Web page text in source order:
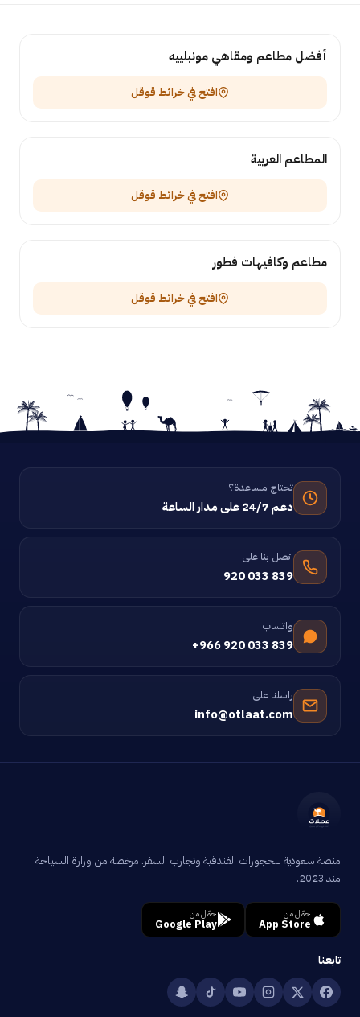
أفضل مطاعم ومقاهي مونبلييه
افتح في خرائط قوقل
المطاعم العربية
افتح في خرائط قوقل
مطاعم وكافيهات فطور
افتح في خرائط قوقل
تحتاج مساعدة؟
دعم 24/7 على مدار الساعة
اتصل بنا على
920 033 839
واتساب
+966 920 033 839
راسلنا على
info@otlaat.com
منصة سعودية للحجوزات الفندقية وتجارب السفر. مرخصة من وزارة السياحة
منذ 2023.
حمّل من
App Store
حمّل من
Google Play
تابعنا